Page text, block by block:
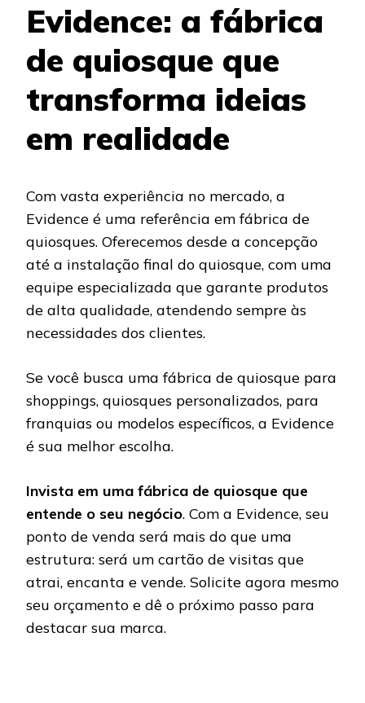
Evidence: a fábrica
de quiosque que
transforma ideias
em realidade
Com vasta experiência no mercado, a
Evidence é uma referência em fábrica de
quiosques. Oferecemos desde a concepção
até a instalação final do quiosque, com uma
equipe especializada que garante produtos
de alta qualidade, atendendo sempre às
necessidades dos clientes.
Se você busca uma fábrica de quiosque para
shoppings, quiosques personalizados, para
franquias ou modelos específicos, a Evidence
é sua melhor escolha.
Invista em uma fábrica de quiosque que
entende o seu negócio. Com a Evidence, seu
ponto de venda será mais do que uma
estrutura: será um cartão de visitas que
atrai, encanta e vende. Solicite agora mesmo
seu orçamento e dê o próximo passo para
destacar sua marca.